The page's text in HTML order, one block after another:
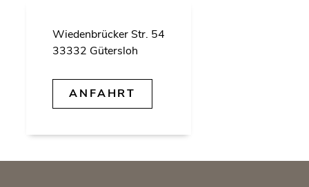
Wie­den­brü­cker Str. 54
33332 Gü­ters­loh
AN­FAHRT